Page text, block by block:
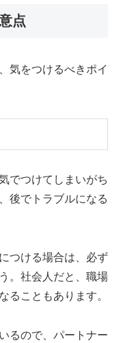
点
気をつけるべきポイ
でつけてしまいがち
後でトラブルになる
つける場合は、必ず
。社会人だと、職場
ることもあります。
るので、パートナー